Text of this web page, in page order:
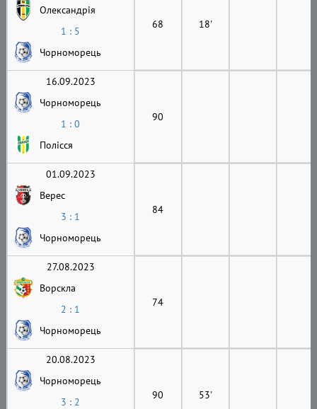
Олександрія
1 : 5
Чорноморець
68 18'
16.09.2023
Чорноморець
1 : 0
Полісся
90
01.09.2023
Верес
3 : 1
Чорноморець
84
27.08.2023
Ворскла
2 : 1
Чорноморець
74
20.08.2023
Чорноморець
3 : 2
90 53'